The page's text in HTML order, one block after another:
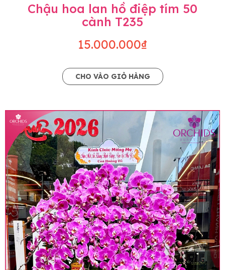
Chậu hoa lan hồ điệp tím 50
cành T235
15.000.000₫
CHO VÀO GIỎ HÀNG